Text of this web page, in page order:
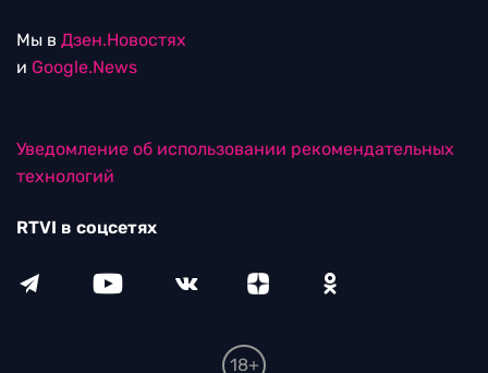
Мы в Дзен.Новостях
и Google.News
Уведомление об использовании рекомендательных
технологий
RTVI в соцсетях
18+